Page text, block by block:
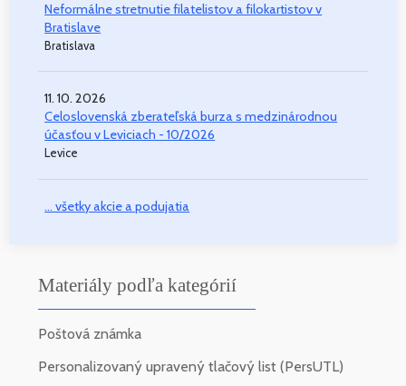
Neformálne stretnutie filatelistov a filokartistov v
Bratislave
Bratislava
11. 10. 2026
Celoslovenská zberateľská burza s medzinárodnou
účasťou v Leviciach - 10/2026
Levice
... všetky akcie a podujatia
Materiály podľa kategórií
Poštová známka
Personalizovaný upravený tlačový list (PersUTL)